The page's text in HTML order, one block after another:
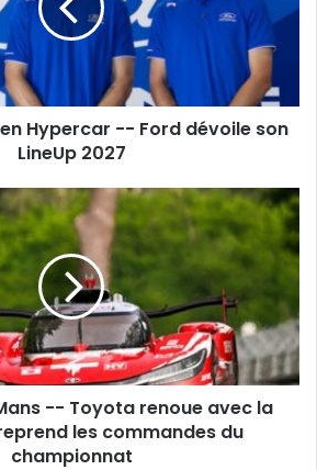
Hypercar -- Ford dévoile son
LineUp 2027
-- Toyota renoue avec la
les commandes du
championnat